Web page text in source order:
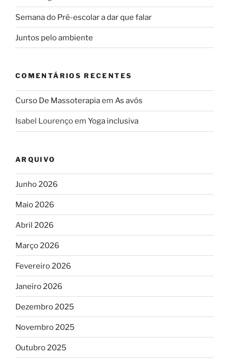
Semana do Pré-escolar a dar que falar
Juntos pelo ambiente
COMENTÁRIOS RECENTES
Curso De Massoterapiaem As avós
Isabel Lourençoem Yoga inclusiva
ARQUIVO
Junho 2026
Maio 2026
Abril 2026
Março 2026
Fevereiro 2026
Janeiro 2026
Dezembro 2025
Novembro 2025
Outubro 2025